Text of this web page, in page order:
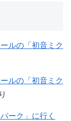
ルの「初音ミク
ルの「初音ミク
ーク」に行く